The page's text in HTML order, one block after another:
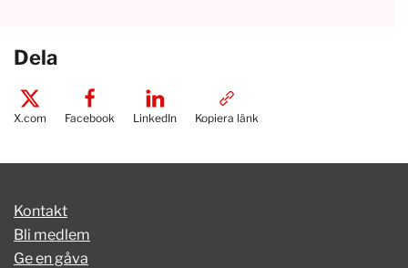
Dela
X.com Facebook LinkedIn Kopiera länk
Kontakt
Bli medlem
Ge en gåva